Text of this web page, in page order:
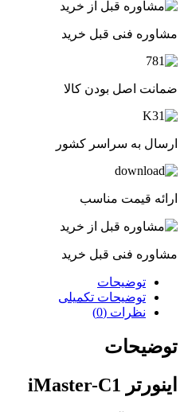
مشاوره فنی قبل خرید
ضمانت اصل بودن کالا
ارسال به سراسر کشور
ارائه قیمت مناسب
مشاوره فنی قبل خرید
توضیحات
توضیحات تکمیلی
نظرات (0)
توضیحات
اینورتر iMaster-C1